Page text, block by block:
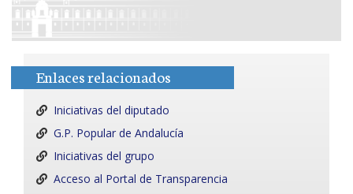
Enlaces relacionados
Iniciativas del diputado
G.P. Popular de Andalucía
Iniciativas del grupo
Acceso al Portal de Transparencia